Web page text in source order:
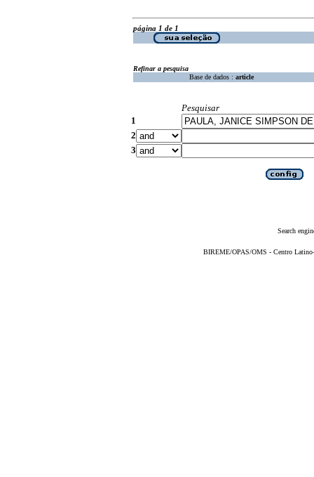
página 1 de 1
Refinar a pesquisa
Base de dados : article
Pesquisar
1
2
3
Search
BIREME/OPAS/OMS - Centro Latino-